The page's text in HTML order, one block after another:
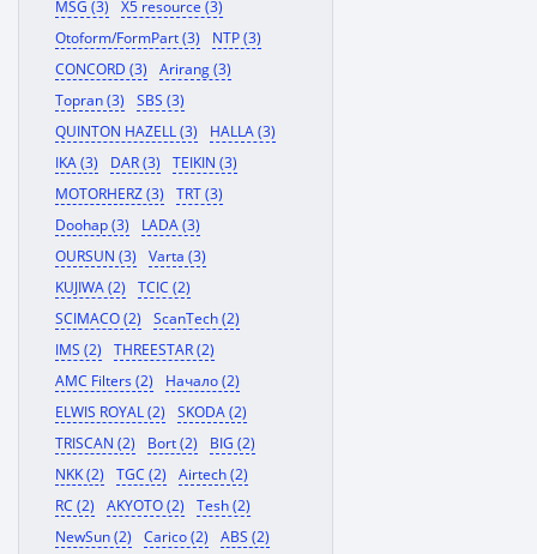
MSG (3)
X5 resource (3)
Otoform/FormPart (3)
NTP (3)
CONCORD (3)
Arirang (3)
Topran (3)
SBS (3)
QUINTON HAZELL (3)
HALLA (3)
IKA (3)
DAR (3)
TEIKIN (3)
MOTORHERZ (3)
TRT (3)
Doohap (3)
LADA (3)
OURSUN (3)
Varta (3)
KUJIWA (2)
TCIC (2)
SCIMACO (2)
ScanTech (2)
IMS (2)
THREESTAR (2)
AMC Filters (2)
Начало (2)
ELWIS ROYAL (2)
SKODA (2)
TRISCAN (2)
Bort (2)
BIG (2)
NKK (2)
TGC (2)
Airtech (2)
RC (2)
AKYOTO (2)
Tesh (2)
NewSun (2)
Carico (2)
ABS (2)